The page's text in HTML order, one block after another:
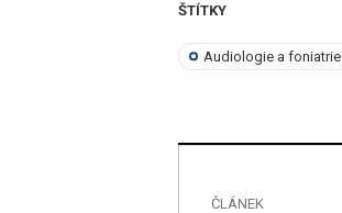
ŠTÍTKY
Audiologie a foniatrie
ČLÁNEK